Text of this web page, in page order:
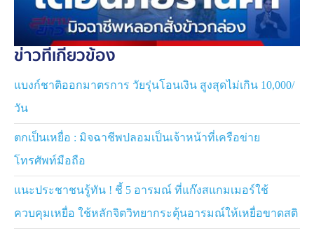
ข่าวที่เกี่ยวข้อง
แบงก์ชาติออกมาตรการ วัยรุ่นโอนเงิน สูงสุดไม่เกิน 10,000/
วัน
ตกเป็นเหยื่อ : มิจฉาชีพปลอมเป็นเจ้าหน้าที่เครือข่าย
โทรศัพท์มือถือ
แนะประชาชนรู้ทัน ! ชี้ 5 อารมณ์ ที่แก๊งสแกมเมอร์ใช้
ควบคุมเหยื่อ ใช้หลักจิตวิทยากระตุ้นอารมณ์ให้เหยื่อขาดสติ